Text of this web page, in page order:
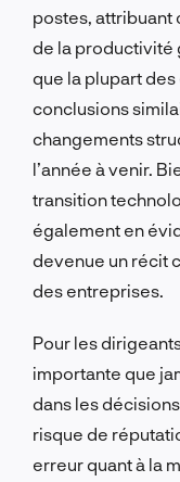
postes, attribuant
de la productivité
que la plupart
conclusions
changements
l’année à venir.
transition
également en
devenue un récit
des entreprises.
Pour les
importante que
dans les
risque de
erreur quant à la